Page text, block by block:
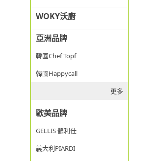
WOKY沃廚
亞洲品牌
韓國Chef Topf
韓國Happycall
更多
歐美品牌
GELLIS 鵲利仕
義大利PIARDI